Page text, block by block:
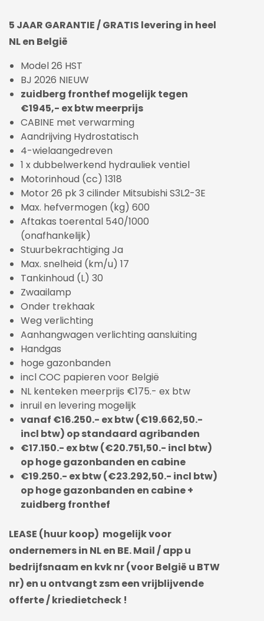
5 JAAR GARANTIE / GRATIS levering in heel
NL en België
Model 26 HST
BJ 2026 NIEUW
zuidberg fronthef mogelijk tegen
€1945,- ex btw meerprijs
CABINE met verwarming
Aandrijving Hydrostatisch
4-wielaangedreven
1 x dubbelwerkend hydrauliek ventiel
Motorinhoud (cc) 1318
Motor 26 pk 3 cilinder Mitsubishi S3L2-3E
Max. hefvermogen (kg) 600
Aftakas toerental 540/1000
(onafhankelijk)
Stuurbekrachtiging Ja
Max. snelheid (km/u) 17
Tankinhoud (L) 30
Zwaailamp
Onder trekhaak
Weg verlichting
Aanhangwagen verlichting aansluiting
Handgas
hoge gazonbanden
incl COC papieren voor België
NL kenteken meerprijs €175.- ex btw
inruil en levering mogelijk
vanaf €16.250.- ex btw (€19.662,50.-
incl btw) op standaard agribanden
€17.150.- ex btw (€20.751,50.- incl btw)
op hoge gazonbanden en cabine
€19.250.- ex btw (€23.292,50.- incl btw)
op hoge gazonbanden en cabine +
zuidberg fronthef
LEASE (huur koop) mogelijk voor
ondernemers in NL en BE. Mail / app u
bedrijfsnaam en kvk nr (voor België u BTW
nr) en u ontvangt zsm een vrijblijvende
offerte / kriedietcheck !